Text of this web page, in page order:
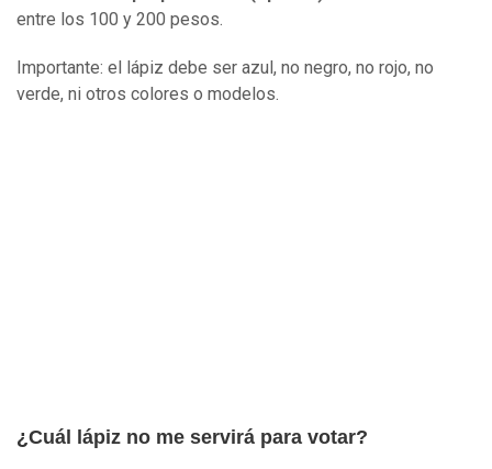
entre los 100 y 200 pesos.
Importante: el lápiz debe ser azul, no negro, no rojo, no
verde, ni otros colores o modelos.
¿Cuál lápiz no me servirá para votar?